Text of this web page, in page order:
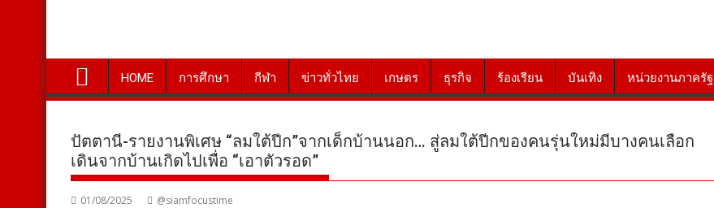
HOME การศึกษา กีฬา ข่าวทั่วไทย เกษตร ธุรกิจ ร้องเรียน บันเทิง หน่วยงานภาครัฐ
ปัตตานี-รายงานพิเศษ “ลมใต้ปีก”จากเด็กบ้านนอก… สู่ลมใต้ปีกของคนรุ่นใหม่มีบางคนเลือก
เดินจากบ้านเกิดไปเพื่อ “เอาตัวรอด”
01/08/2025 @siamfocustime